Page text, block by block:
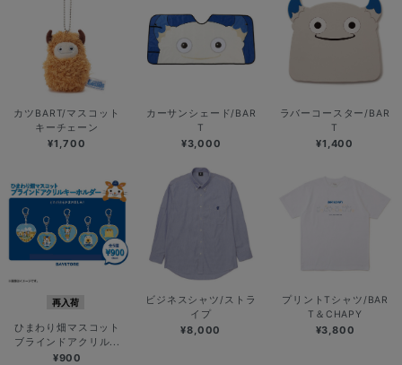
カツBART/マスコット
キーチェーン
¥1,700
カーサンシェード/BAR
T
¥3,000
ラバーコースター/BAR
T
¥1,400
再入荷
ひまわり畑マスコット
ブラインドアクリル...
¥900
ビジネスシャツ/ストラ
イプ
¥8,000
プリントTシャツ/BAR
T＆CHAPY
¥3,800